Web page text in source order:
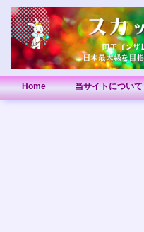
Home 当サイトについて